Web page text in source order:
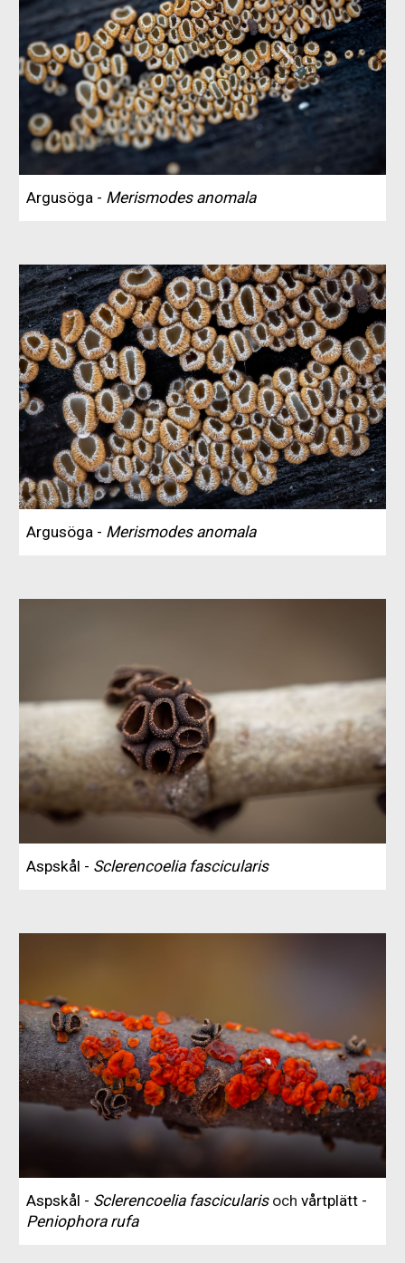
Argusöga - Merismodes anomala
Argusöga - Merismodes anomala
Aspskål - Sclerencoelia fascicularis
Aspskål - Sclerencoelia fascicularis ochvårtplätt -
Peniophora rufa